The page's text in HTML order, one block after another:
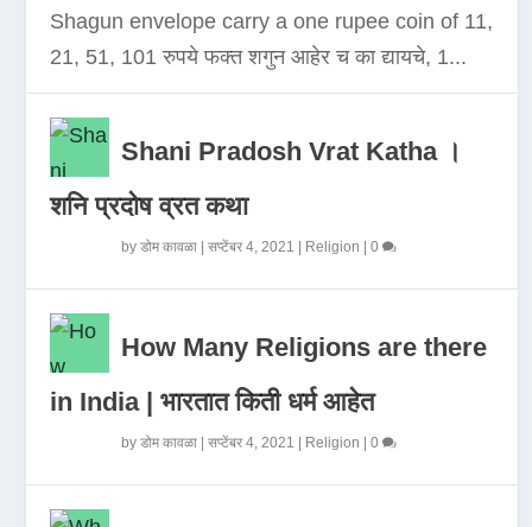
Shagun envelope carry a one rupee coin of 11,
21, 51, 101 रुपये फक्त शगुन आहेर च का द्यायचे, 1...
Shani Pradosh Vrat Katha ।
शनि प्रदोष व्रत कथा
byडोम कावळा |सप्टेंबर 4, 2021 Religion |0
How Many Religions are there
in India | भारतात किती धर्म आहेत
byडोम कावळा |सप्टेंबर 4, 2021 Religion |0